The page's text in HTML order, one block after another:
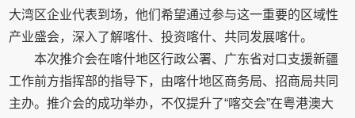
大湾区企业代表到场，他们希望通过参与这一重要的区域性
产业盛会，深入了解喀什、投资喀什、共同发展喀什。
本次推介会在喀什地区行政公署、广东省对口支援新疆
工作前方指挥部的指导下，由喀什地区商务局、招商局共同
主办。推介会的成功举办，不仅提升了“喀交会”在粤港澳大